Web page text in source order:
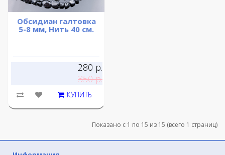
Обсидиан галтовка
5-8 мм, Нить 40 см.
280 р.
350 р.
КУПИТЬ
Показано с 1 по 15 из 15 (всего 1 страниц)